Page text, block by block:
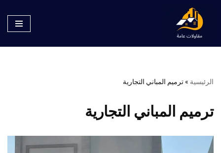
تخطى
الرئيسية »ترميم المباني التجارية
ترميم المباني التجارية